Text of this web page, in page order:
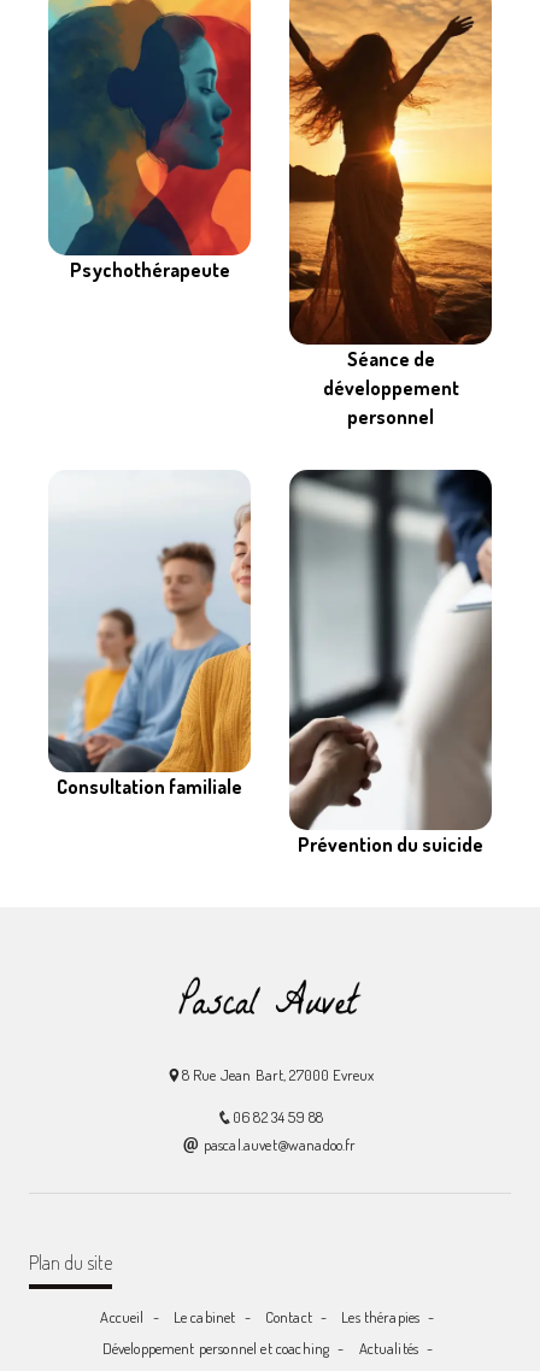
Psychothérapeute
Séance de
développement
personnel
Consultation familiale
Prévention du suicide
8 Rue Jean Bart, 27000 Evreux
06 82 34 59 88
pascal.auvet@wanadoo.fr
Plan du site
Accueil Le cabinet Contact
Les thérapies
Développement personnel et coaching
Actualités